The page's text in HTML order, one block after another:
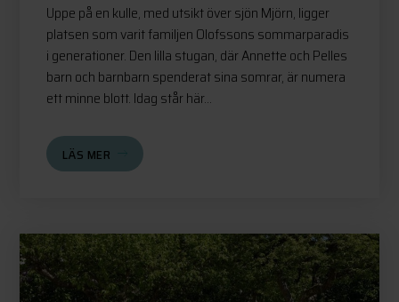
Uppe på en kulle, med utsikt över sjön Mjörn, ligger
platsen som varit familjen Olofssons sommarparadis
i generationer. Den lilla stugan, där Annette och Pelles
barn och barnbarn spenderat sina somrar, är numera
ett minne blott. Idag står här...
LÄS MER